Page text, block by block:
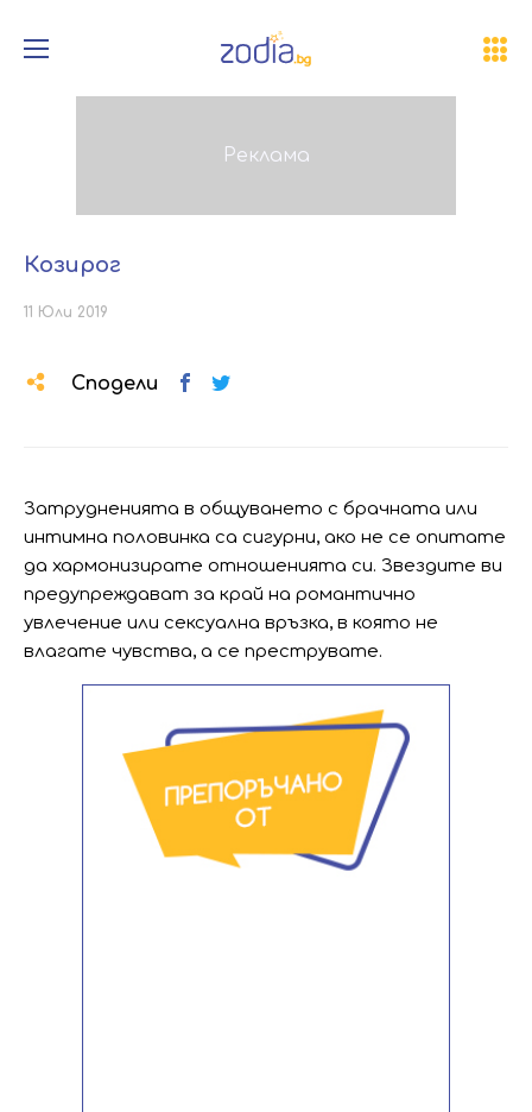
Козирог
11 Юли 2019
Сподели
Затрудненията в общуването с брачната или
интимна половинка са сигурни, ако не се опитате
да хармонизирате отношенията си. Звездите ви
предупреждават за край на романтично
увлечение или сексуална връзка, в която не
влагате чувства, а се преструвате.